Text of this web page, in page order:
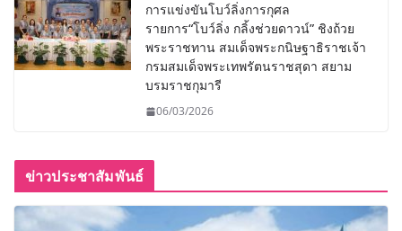
การแข่งขันโบว์ลิ่งการกุศล
รายการ“โบว์ลิ่ง กลิ้งช่วยดาวน์” ชิงถ้วย
พระราชทาน สมเด็จพระกนิษฐาธิราชเจ้า
กรมสมเด็จพระเทพรัตนราชสุดา สยาม
บรมราชกุมารี
06/03/2026
ข่าวประชาสัมพันธ์